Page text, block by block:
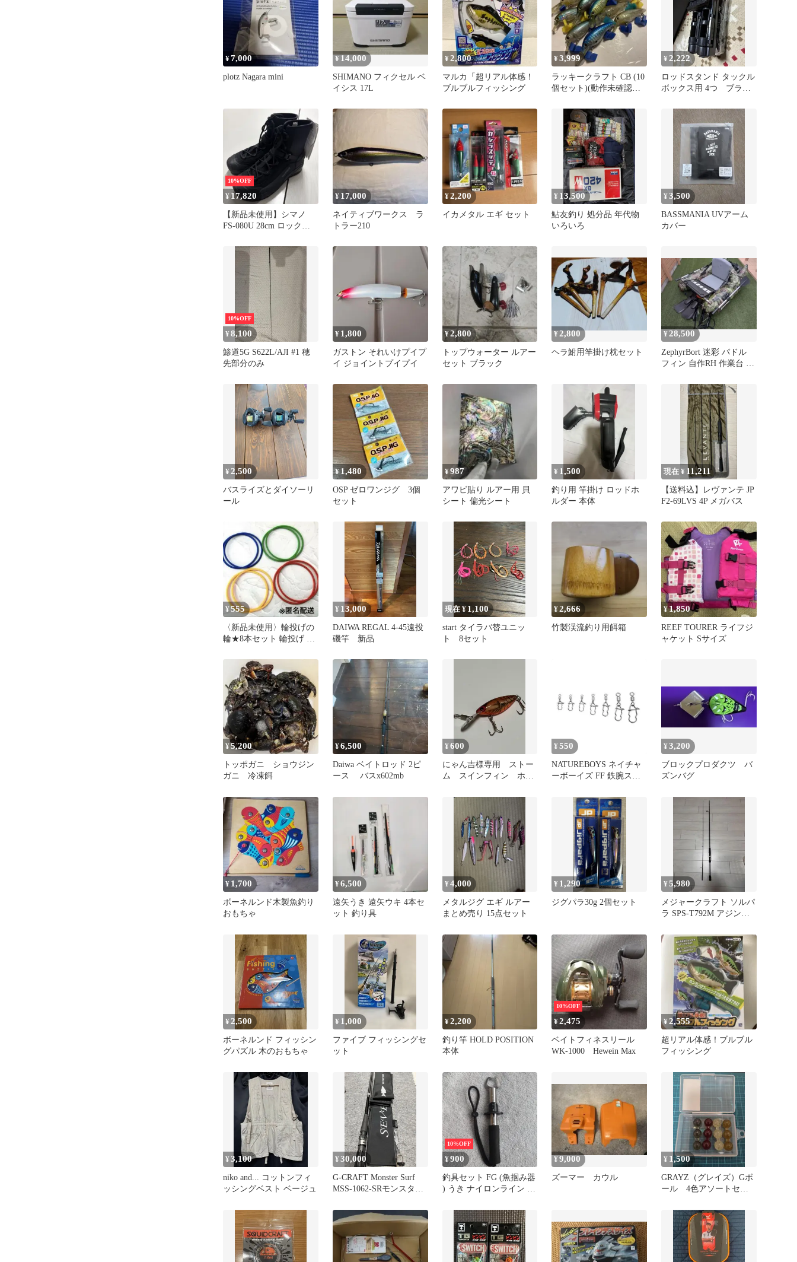
¥7,000
plotz Nagara mini
¥ 14,000
SHIMANO フィクセル ベ
イシス 17L
¥2,800
マルカ「超リアル体感！
ブルブルフィッシング
¥3,999
ラッキークラフト CB (10
個セット)(動作未確認の
¥ 2,222
ロッドスタンド タックル
ボックス用 4つ ブラッ
10%OFF
¥ 17,820
【新品未使用】シマノ
FS-080U 28cm ロックシ
¥ 17,000
ネイティブワークス ラ
トラー210
¥2,200
イカメタル エギ セット
¥ 13,500
鮎友釣り 処分品 年代物
いろいろ
¥3,500
BASSMANIA UVアーム
カバー
10%OFF
¥8,100
鯵道5G S622L/AJI #1 穂
先部分のみ
¥ 1,800
ガストン それいけプイプ
イ ジョイントプイプイ
¥2,800
トップウォーター ルアー
セット ブラック
¥2,800
ヘラ鮒用竿掛け枕セット
¥ 28,500
ZephyrBort 迷彩 パドル
フィン 自作RH 作業台 ＊
¥ 2,500
バスライズとダイソーリ
ール
¥1,480
OSP ゼロワンジグ 3個
セット
¥987
アワビ貼り ルアー用 貝
シート 偏光シート
¥ 1,500
釣り用 竿掛け ロッドホ
ルダー 本体
現在 ¥ 11,211
【送料込】レヴァンテ JP
F2-69LVS 4P メガバス
¥555
〈新品未使用〉輪投げの
輪★8本セット 輪投げ 投
¥ 13,000
DAIWA REGAL 4-45遠投
磯竿 新品
現在 ¥ 1,100
start タイラバ替ユニッ
ト 8セット
¥2,666
竹製渓流釣り用餌箱
¥1,850
REEF TOURER ライフジ
ャケット Sサイズ
¥5,200
トッポガニ ショウジン
ガニ 冷凍餌
¥6,500
Daiwa ベイトロッド 2ピ
ース バスx602mb
¥600
にゃん吉様専用 ストー
ム スインフィン ホッ
¥ 550
NATUREBOYS ネイチャ
ーボーイズ FF 鉄腕スー
ベル 3
¥3,200
ブロックプロダクツ バ
ズンバグ
¥ 1,700
ボーネルンド木製魚釣り
おもちゃ
¥6,500
遠矢うき 遠矢ウキ 4本セ
ット 釣り具
¥4,000
メタルジグ エギ ルアー
まとめ売り 15点セット
¥ 1,290
ジグパラ30g 2個セット
¥5,980
メジャークラフト ソルパ
ラ SPS-T792M アジン
¥2,500
ボーネルンド フィッシン
グパズル 木のおもちゃ
¥ 1,000
ファイブ フィッシングセ
ット
¥2,200
釣り竿 HOLD POSITION
本体
10%OFF
¥2,475
ベイトフィネスリール
WK-1000 Hewein Max
¥2,555
超リアル体感！ブルブル
フィッシング
¥3,100
niko and... コットンフィ
ッシングベスト ベージュ
¥30,000
G-CRAFT Monster Surf
MSS-1062-SRモンスター
10%OFF
¥900
釣具セット FG (魚掴み器
) うき ナイロンライン メ
¥9,000
ズーマー カウル
¥ 1,500
GRAYZ（グレイズ）Gボ
ール 4色アソートセッ